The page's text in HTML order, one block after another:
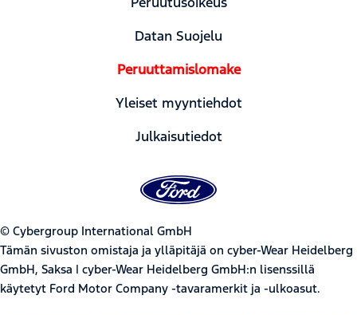
Datan Suojelu
Peruuttamislomake
Yleiset myyntiehdot
Julkaisutiedot
© Cybergroup International GmbH
Tämän sivuston omistaja ja ylläpitäjä on cyber-Wear Heidelberg
GmbH, Saksa | cyber-Wear Heidelberg GmbH:n lisenssillä
käytetyt Ford Motor Company -tavaramerkit ja -ulkoasut.